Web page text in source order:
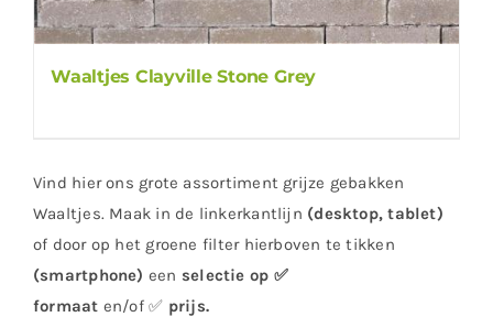
Waaltjes Clayville Stone Grey
Vind hier ons grote assortiment grijze gebakken
Waaltjes. Maak in de linkerkantlijn (desktop, tablet)
of door op het groene filter hierboven te tikken
(smartphone) een selectie op ✅
formaat en/of ✅ prijs.